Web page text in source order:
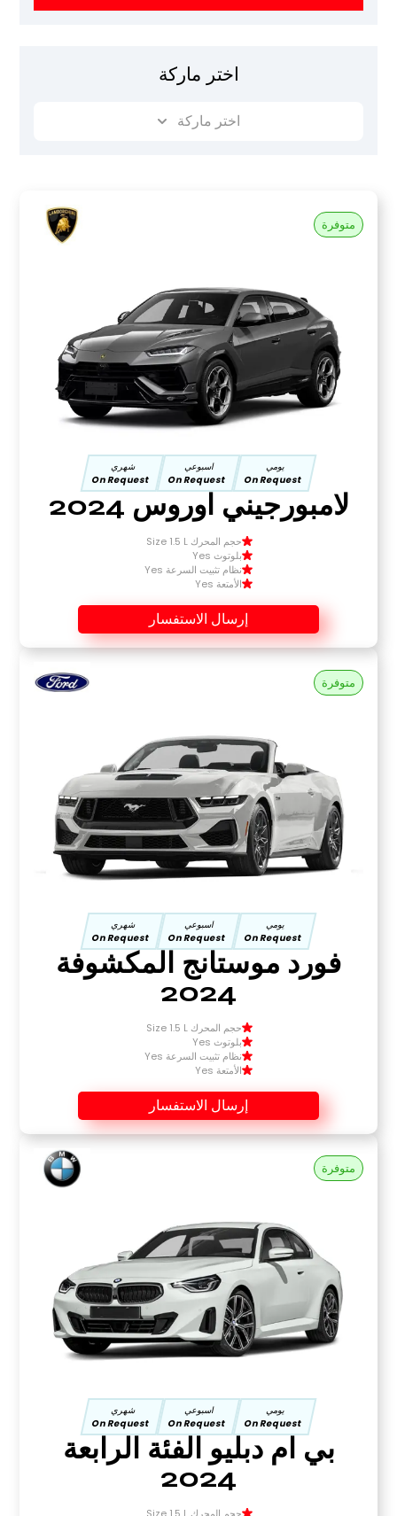
اختر ماركة
اختر ماركة
متوفرة
يومي
On Request
اسبوعي
On Request
شهري
On Request
لامبورجيني اوروس 2024
حجم المحرك Size 1.5 L
بلوتوث Yes
نظام تثبيت السرعة Yes
الأمتعة Yes
إرسال الاستفسار
متوفرة
يومي
On Request
اسبوعي
On Request
شهري
On Request
فورد موستانج المكشوفة
2024
حجم المحرك Size 1.5 L
بلوتوث Yes
نظام تثبيت السرعة Yes
الأمتعة Yes
إرسال الاستفسار
متوفرة
يومي
On Request
اسبوعي
On Request
شهري
On Request
بي ام دبليو الفئة الرابعة
2024